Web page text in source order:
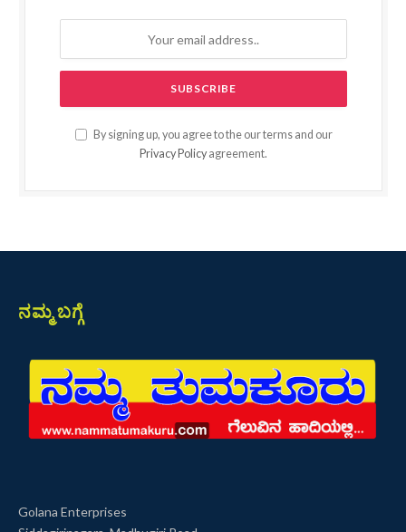
By signing up, you agree to the our terms and our
Privacy Policy agreement.
ನಮ್ಮ ಬಗ್ಗೆ
Golana Enterprises